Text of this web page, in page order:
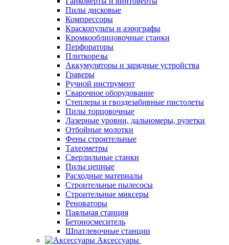
Пилы дисковые
Компрессоры
Краскопульты и аэрографы
Кромкооблицовочные станки
Перфораторы
Плиткорезы
Аккумуляторы и зарядные устройства
Граверы
Ручной инструмент
Сварочное оборудование
Степлеры и гвоздезабивные пистолеты
Пилы торцовочные
Лазерные уровни, дальномеры, рулетки
Отбойные молотки
Фены строительные
Тахеометры
Сверлильные станки
Пилы цепные
Расходные материалы
Строительные пылесосы
Строительные миксеры
Реноваторы
Паяльная станция
Бетоносмеситель
Шпатлевочные станции
Аксессуары